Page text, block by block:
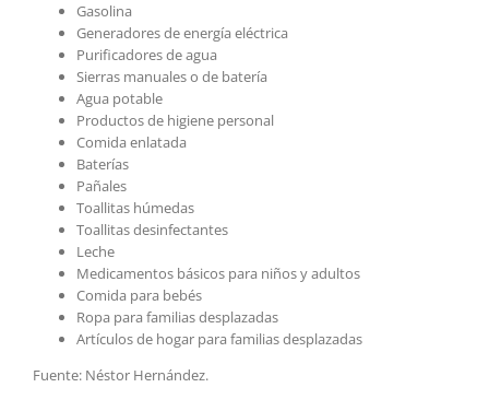
Gasolina
Generadores de energía eléctrica
Purificadores de agua
Sierras manuales o de batería
Agua potable
Productos de higiene personal
Comida enlatada
Baterías
Pañales
Toallitas húmedas
Toallitas desinfectantes
Leche
Medicamentos básicos para niños y adultos
Comida para bebés
Ropa para familias desplazadas
Artículos de hogar para familias desplazadas
Fuente: Néstor Hernández.